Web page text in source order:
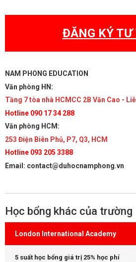
ĐĂNG KÝ TƯ
NAM PHONG EDUCATION
Văn phòng HN:
Tầng 7 tòa nhà HCMCC 2B Văn Cao -
Hotline 090 17 34 288
Văn phòng HCM:
253 Điện Biên Phủ, P7, Q3, HCM
Hotline 093 205 3388
Email: contact@duhocnamphong.vn
Học bổng khác của trường
London International Academy
5 suất học bổng giá trị 25% học phí